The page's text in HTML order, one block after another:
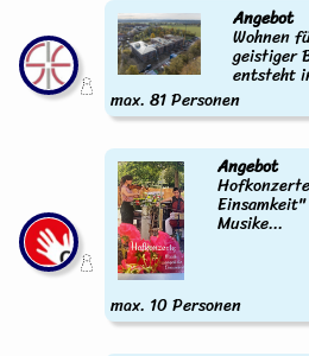
Angebot
Wohnen
geistiger
entsteht
max. 81 Personen
Angebot
Musike...
max. 10 Personen